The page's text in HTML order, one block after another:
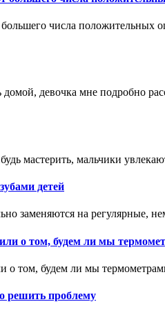
числа положительных
девочка мне подробно
мастерить, мальчики
детей
заменяются на регулярные,
о том, будем ли мы
о том, будем ли мы
решить проблему